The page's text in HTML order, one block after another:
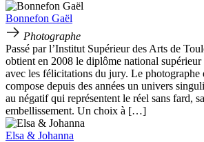
Bonnefon Gaël
Photographe
Passé par l’Institut Supérieur des Arts de
obtient en 2008 le diplôme national supérieur
avec les félicitations du jury. Le photographe
compose depuis des années un univers
au négatif qui représentent le réel sans fard,
embellissement. Un choix à […]
Elsa & Johanna